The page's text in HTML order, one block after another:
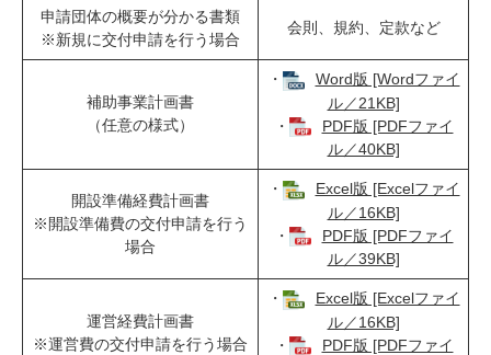
申請団体の概要が分かる書類
※新規に交付申請を行う場合
会則、規約、定款など
補助事業計画書
（任意の様式）
・
Word版 [Wordファイ
ル／21KB]
・
PDF版 [PDFファイ
ル／40KB]
開設準備経費計画書
※開設準備費の交付申請を行う
場合
・
Excel版 [Excelファイ
ル／16KB]
・
PDF版 [PDFファイ
ル／39KB]
運営経費計画書
※運営費の交付申請を行う場合
・
Excel版 [Excelファイ
ル／16KB]
・
PDF版 [PDFファイ